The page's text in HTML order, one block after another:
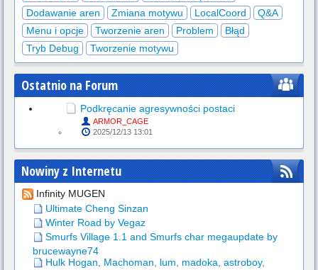
Dodawanie aren
Zmiana motywu LocalCoord
Q&A
Menu i opcje
Tworzenie aren Problem
Błąd
Tryb Debug
Tworzenie motywu
Ostatnio na Forum
Podkręcanie agresywności postaci
ARMOR_CAGE
2025/12/13 13:01
Nowiny z Internetu
Infinity MUGEN
Ultimate Cheng Sinzan
Winter Road by Vegaz
Smurfs Village 1.1 and Smurfs char megaupdate by
brucewayne74
Hulk Hogan, Machoman, lum, madoka, astroboy,